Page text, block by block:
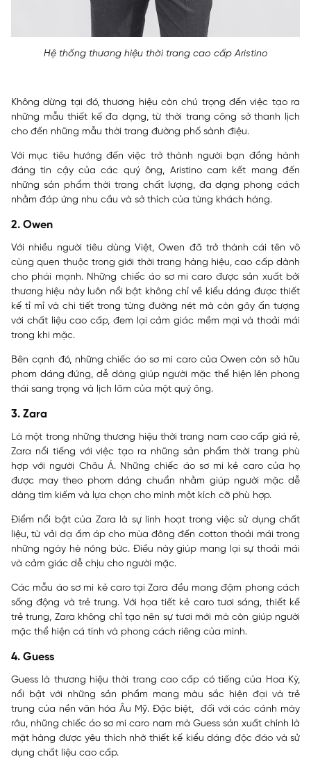
Hệ thống thương hiệu thời trang cao cấp Aristino
Không dừng tại đó, thương hiệu còn chú trọng đến việc tạo ra
những mẫu thiết kế đa dạng, từ thời trang công sở thanh lịch
cho đến những mẫu thời trang đường phố sành điệu.
Với mục tiêu hướng đến việc trở thành người bạn đồng hành
đáng tin cậy của các quý ông, Aristino cam kết mang đến
những sản phẩm thời trang chất lượng, đa dạng phong cách
nhằm đáp ứng nhu cầu và sở thích của từng khách hàng.
2. Owen
Với nhiều người tiêu dùng Việt, Owen đã trở thành cái tên vô
cùng quen thuộc trong giới thời trang hàng hiệu, cao cấp dành
cho phái mạnh. Những chiếc áo sơ mi caro được sản xuất bởi
thương hiệu này luôn nổi bật không chỉ về kiểu dáng được thiết
kế tỉ mỉ và chi tiết trong từng đường nét mà còn gây ấn tượng
với chất liệu cao cấp, đem lại cảm giác mềm mại và thoải mái
trong khi mặc.
Bên cạnh đó, những chiếc áo sơ mi caro của Owen còn sở hữu
phom dáng đứng, dễ dàng giúp người mặc thể hiện lên phong
thái sang trọng và lịch lãm của một quý ông.
3. Zara
Là một trong những thương hiệu thời trang nam cao cấp giá rẻ,
Zara nổi tiếng với việc tạo ra những sản phẩm thời trang phù
hợp với người Châu Á. Những chiếc áo sơ mi kẻ caro của họ
được may theo phom dáng chuẩn nhằm giúp người mặc dễ
dàng tìm kiếm và lựa chọn cho mình một kích cỡ phù hợp.
Điểm nổi bật của Zara là sự linh hoạt trong việc sử dụng chất
liệu, từ vải dạ ấm áp cho mùa đông đến cotton thoải mái trong
những ngày hè nóng bức. Điều này giúp mang lại sự thoải mái
và cảm giác dễ chịu cho người mặc.
Các mẫu áo sơ mi kẻ caro tại Zara đều mang đậm phong cách
sống động và trẻ trung. Với họa tiết kẻ caro tươi sáng, thiết kế
trẻ trung, Zara không chỉ tạo nên sự tươi mới mà còn giúp người
mặc thể hiện cá tính và phong cách riêng của mình.
4. Guess
Guess là thương hiệu thời trang cao cấp có tiếng của Hoa Kỳ,
nổi bật với những sản phẩm mang màu sắc hiện đại và trẻ
trung của nền văn hóa Âu Mỹ. Đặc biệt, đối với các cánh mày
râu, những chiếc áo sơ mi caro nam mà Guess sản xuất chính là
mặt hàng được yêu thích nhờ thiết kế kiểu dáng độc đáo và sử
dụng chất liệu cao cấp.